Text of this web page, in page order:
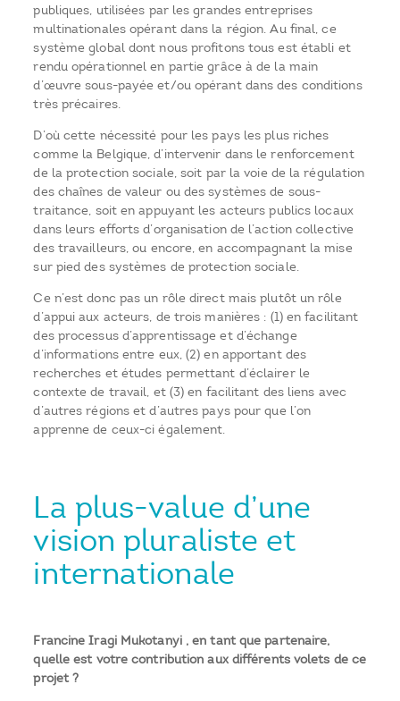
publiques, utilisées par les grandes entreprises
multinationales opérant dans la région. Au final, ce
système global dont nous profitons tous est établi et
rendu opérationnel en partie grâce à de la main
d’œuvre sous-payée et/ou opérant dans des conditions
très précaires.
D’où cette nécessité pour les pays les plus riches
comme la Belgique, d’intervenir dans le renforcement
de la protection sociale, soit par la voie de la régulation
des chaînes de valeur ou des systèmes de sous-
traitance, soit en appuyant les acteurs publics locaux
dans leurs efforts d’organisation de l’action collective
des travailleurs, ou encore, en accompagnant la mise
sur pied des systèmes de protection sociale.
Ce n’est donc pas un rôle direct mais plutôt un rôle
d’appui aux acteurs, de trois manières : (1) en facilitant
des processus d’apprentissage et d’échange
d’informations entre eux, (2) en apportant des
recherches et études permettant d’éclairer le
contexte de travail, et (3) en facilitant des liens avec
d’autres régions et d’autres pays pour que l’on
apprenne de ceux-ci également.
La plus-value d’une
vision pluraliste et
internationale
Francine Iragi Mukotanyi , en tant que partenaire,
quelle est votre contribution aux différents volets de ce
projet ?